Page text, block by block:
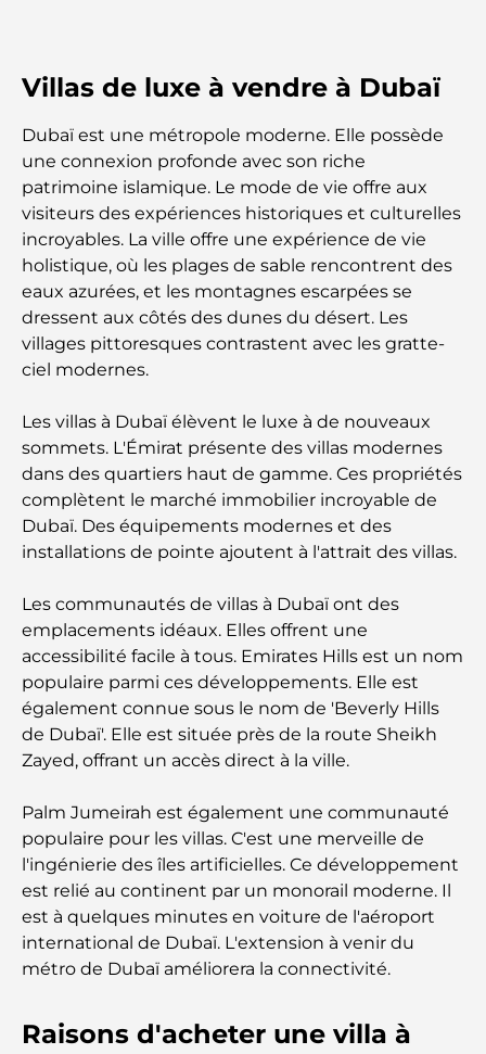
Villas de luxe à vendre à Dubaï
Dubaï est une métropole moderne. Elle possède
une connexion profonde avec son riche
patrimoine islamique. Le mode de vie offre aux
visiteurs des expériences historiques et culturelles
incroyables. La ville offre une expérience de vie
holistique, où les plages de sable rencontrent des
eaux azurées, et les montagnes escarpées se
dressent aux côtés des dunes du désert. Les
villages pittoresques contrastent avec les gratte-
ciel modernes.
Les villas à Dubaï élèvent le luxe à de nouveaux
sommets. L'Émirat présente des villas modernes
dans des quartiers haut de gamme. Ces propriétés
complètent le marché immobilier incroyable de
Dubaï. Des équipements modernes et des
installations de pointe ajoutent à l'attrait des villas.
Les communautés de villas à Dubaï ont des
emplacements idéaux. Elles offrent une
accessibilité facile à tous. Emirates Hills est un nom
populaire parmi ces développements. Elle est
également connue sous le nom de 'Beverly Hills
de Dubaï'. Elle est située près de la route Sheikh
Zayed, offrant un accès direct à la ville.
Palm Jumeirah est également une communauté
populaire pour les villas. C'est une merveille de
l'ingénierie des îles artificielles. Ce développement
est relié au continent par un monorail moderne. Il
est à quelques minutes en voiture de l'aéroport
international de Dubaï. L'extension à venir du
métro de Dubaï améliorera la connectivité.
Raisons d'acheter une villa à